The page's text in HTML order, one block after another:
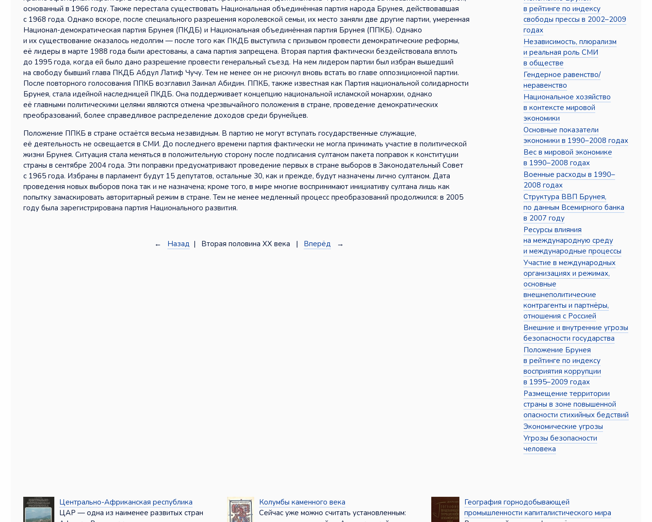
основанный в 1966 году. Также перестала существовать Национальная объединённая партия народа Брунея, действовавшая
с 1968 года. Однако вскоре, после специального разрешения королевской семьи, их место заняли две другие партии, умеренная
Национал-демократическая партия Брунея (ПКДБ) и Национальная объединённая партия Брунея (ППКБ). Однако
и их существование оказалось недолгим — после того как ПКДБ выступила с призывом провести демократические реформы,
её лидеры в марте 1988 года были арестованы, а сама партия запрещена. Вторая партия фактически бездействовала вплоть
до 1995 года, когда ей было дано разрешение провести генеральный съезд. На нем лидером партии был избран вышедший
на свободу бывший глава ПКДБ Абдул Латиф Чучу. Тем не менее он не рискнул вновь встать во главе оппозиционной партии.
После повторного голосования ППКБ возглавил Заинал Абидин. ППКБ, также известная как Партия национальной солидарности
Брунея, стала идейной наследницей ПКДБ. Она поддерживает концепцию национальной исламской монархии, однако
её главными политическими целями являются отмена чрезвычайного положения в стране, проведение демократических
преобразований, более справедливое распределение доходов среди брунейцев.
Положение ППКБ в стране остаётся весьма незавидным. В партию не могут вступать государственные служащие,
её деятельность не освещается в СМИ. До последнего времени партия фактически не могла принимать участие в политической
жизни Брунея. Ситуация стала меняться в положительную сторону после подписания султаном пакета поправок к конституции
страны в сентябре 2004 года. Эти поправки предусматривают проведение первых в стране выборов в Законодательный Совет
с 1965 года. Избраны в парламент будут 15 депутатов, остальные 30, как и прежде, будут назначены лично султаном. Дата
проведения новых выборов пока так и не назначена; кроме того, в мире многие воспринимают инициативу султана лишь как
попытку замаскировать авторитарный режим в стране. Тем не менее медленный процесс преобразований продолжился: в 2005
году была зарегистрирована партия Национального развития.
← Назад | Вторая половина XX века | Вперёд →
в рейтинге по индексу
свободы прессы в 2002–2009
годах
Независимость, плюрализм
и реальная роль СМИ
в обществе
Гендерное равенство/
неравенство
Национальное хозяйство
в контексте мировой
экономики
Основные показатели
экономики в 1990–2008 годах
Вес в мировой экономике
в 1990–2008 годах
Военные расходы в 1990–
2008 годах
Структура ВВП Брунея,
по данным Всемирного банка
в 2007 году
Ресурсы влияния
на международную среду
и международные процессы
Участие в международных
организациях и режимах,
основные
внешнеполитические
контрагенты и партнёры,
отношения с Россией
Внешние и внутренние угрозы
безопасности государства
Положение Брунея
в рейтинге по индексу
восприятия коррупции
в 1995–2009 годах
Размещение территории
страны в зоне повышенной
опасности стихийных бедствий
Экономические угрозы
Угрозы безопасности
человека
Центрально-Африканская республика
ЦАР — одна из наименее развитых стран
Колумбы каменного века
Сейчас уже можно считать установленным:
География горнодобывающей
промышленности капиталистического мира